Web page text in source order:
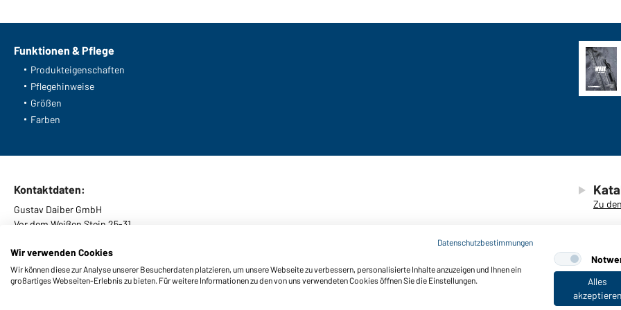
Funktionen & Pflege
Produkteigenschaften
Pflegehinweise
Größen
Farben
Kontaktdaten:
Gustav Daiber GmbH
Vor dem Weißen Stein 25-31
Zu
Datenschutzbestimmungen
Wir verwenden Cookies
Wir können diese zur Analyse unserer Besucherdaten platzieren, um unsere Webseite zu verbessern, personalisierte Inhalte anzuzeigen und Ihnen ein
großartiges Webseiten-Erlebnis zu bieten. Für weitere Informationen zu den von uns verwendeten Cookies öffnen Sie die Einstellungen.
Alles
akzeptieren